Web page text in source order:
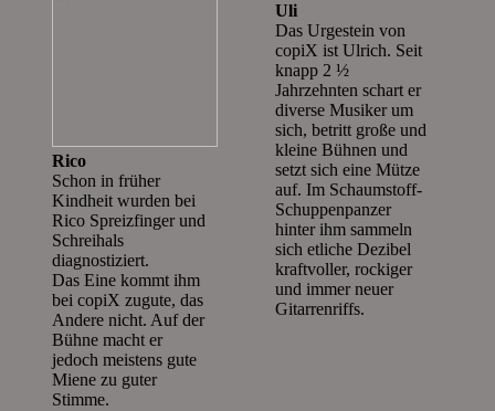
Rico
Schon in früher
Kindheit wurden bei
Rico Spreizfinger und
Schreihals
diagnostiziert.
Das Eine kommt ihm
bei copiX zugute, das
Andere nicht. Auf der
Bühne macht er
jedoch meistens gute
Miene zu guter
Stimme.
Uli
Das Urgestein von
copiX ist Ulrich. Seit
knapp 2 ½
Jahrzehnten schart er
diverse Musiker um
sich, betritt große und
kleine Bühnen und
setzt sich eine Mütze
auf. Im Schaumstoff-
Schuppenpanzer
hinter ihm sammeln
sich etliche Dezibel
kraftvoller, rockiger
und immer neuer
Gitarrenriffs.